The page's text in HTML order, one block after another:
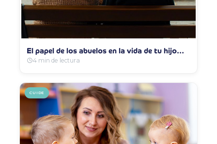
El papel de los abuelos en la vida de tu hijo…
4 min de lectura
CUIDE